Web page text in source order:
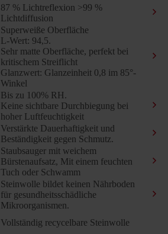
87 % Lichtreflexion >99 %
Lichtdiffusion
Superweiße Oberfläche
L-Wert: 94,5.
Sehr matte Oberfläche, perfekt bei
kritischem Streiflicht
Glanzwert: Glanzeinheit 0,8 im 85°-
Winkel
Bis zu 100% RH.
Keine sichtbare Durchbiegung bei
hoher Luftfeuchtigkeit
Verstärkte Dauerhaftigkeit und
Beständigkeit gegen Schmutz.
Staubsauger mit weichem
Bürstenaufsatz, Mit einem feuchten
Tuch oder Schwamm
Steinwolle bildet keinen Nährboden
für gesundheitsschädliche
Mikroorganismen.
Vollständig recycelbare Steinwolle